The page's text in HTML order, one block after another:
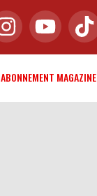
ABONNEMENT MAGAZINE